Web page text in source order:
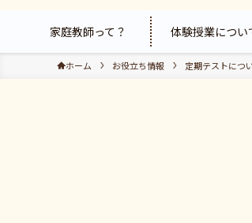
家庭教師って？ 体験授業につい
ホーム お役立ち情報 定期テストにつ